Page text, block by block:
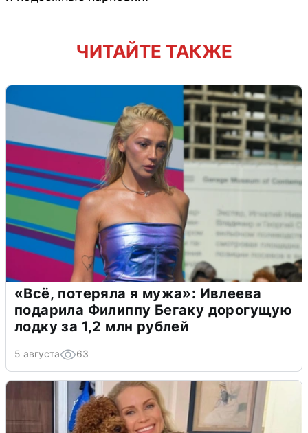
ЧИТАЙТЕ ТАКЖЕ
«Всё, потеряла я мужа»: Ивлеева
подарила Филиппу Бегаку дорогущую
лодку за 1,2 млн рублей
5 августа 63